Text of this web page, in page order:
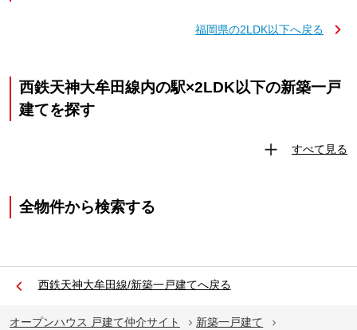
福岡県の2LDK以下へ戻る
西鉄天神大牟田線内の駅×2LDK以下の新築一戸
建てを探す
すべて見る
全物件から検索する
西鉄天神大牟田線/新築一戸建てへ戻る
オープンハウス 戸建て仲介サイト
新築一戸建て